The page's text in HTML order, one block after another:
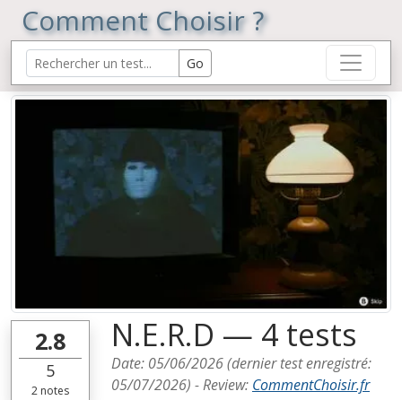
Comment Choisir ?
2.8
5
2 notes
N.E.R.D — 4 tests
Date: 05/06/2026(dernier test enregistré:
05/07/2026) -Review: CommentChoisir.fr